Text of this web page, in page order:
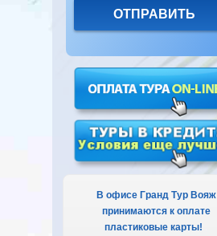
В офисе Гранд Тур Вояж
принимаются к оплате
пластиковые карты!